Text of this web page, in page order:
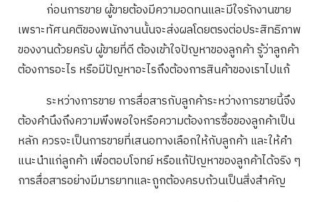
ก่อนการขาย ผู้ขายต้องมีความอดทนและมีใจรักงานขาย
เพราะทัศนคติของพนักงานนั้นจะส่งผลโดยตรงต่อประสิทธิภาพ
ของงานด้วยครับ ผู้ขายที่ดี ต้องเข้าใจปัญหาของลูกค้า รู้ว่าลูกค้า
ต้องการอะไร หรือมีปัญหาอะไรถึงต้องการสินค้าของเราไปแก้
ระหว่างการขาย การสื่อสารกับลูกค้าระหว่างการขายนี้จึง
ต้องคำนึงถึงความพึงพอใจหรือความต้องการซื้อของลูกค้าเป็น
หลัก ควรจะเป็นการขายที่เสนอทางเลือกให้กับลูกค้า และให้คำ
แนะนำแก่ลูกค้า เพื่อตอบโจทย์ หรือแก้ปัญหาของลูกค้าได้จริง ๆ
การสื่อสารอย่างมีมารยาทและถูกต้องครบถ้วนเป็นสิ่งสำคัญ